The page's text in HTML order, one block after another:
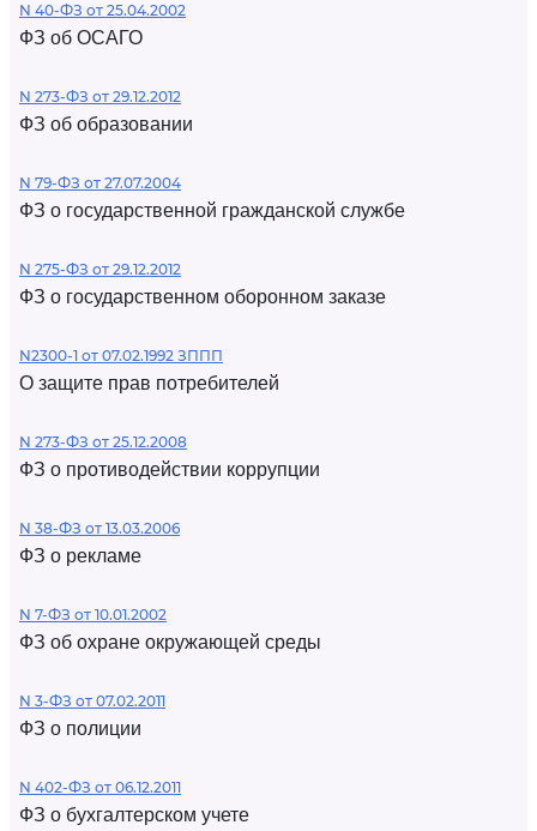
N 40-ФЗ от 25.04.2002
ФЗ об ОСАГО
N 273-ФЗ от 29.12.2012
ФЗ об образовании
N 79-ФЗ от 27.07.2004
ФЗ о государственной гражданской службе
N 275-ФЗ от 29.12.2012
ФЗ о государственном оборонном заказе
N2300-1 от 07.02.1992 ЗППП
О защите прав потребителей
N 273-ФЗ от 25.12.2008
ФЗ о противодействии коррупции
N 38-ФЗ от 13.03.2006
ФЗ о рекламе
N 7-ФЗ от 10.01.2002
ФЗ об охране окружающей среды
N 3-ФЗ от 07.02.2011
ФЗ о полиции
N 402-ФЗ от 06.12.2011
ФЗ о бухгалтерском учете